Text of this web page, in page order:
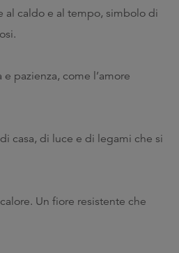
al caldo e al tempo, simbolo di
pazienza, come l’amore
casa, di luce e di legami che si
Un fiore resistente che